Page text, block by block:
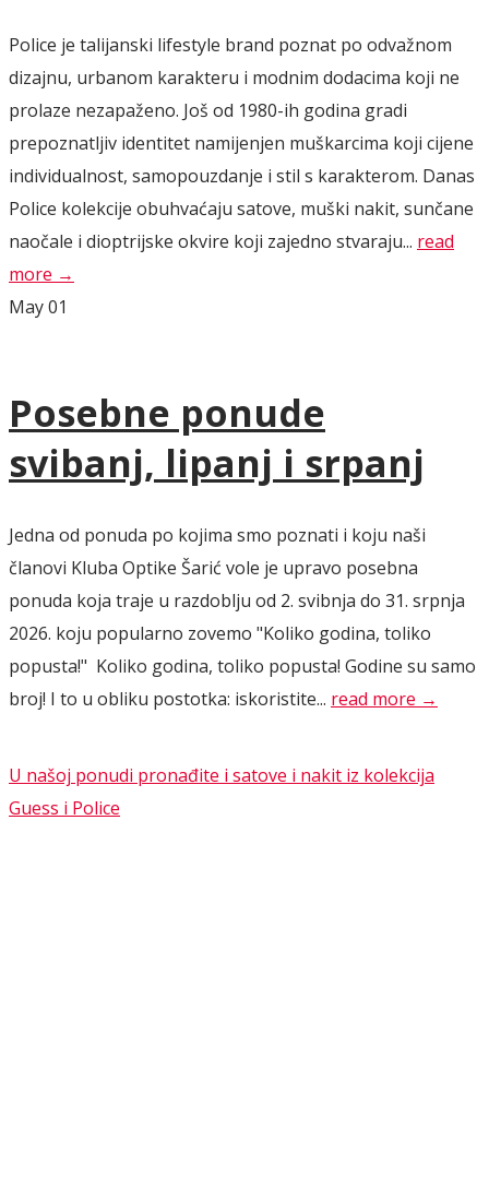
Police je talijanski lifestyle brand poznat po odvažnom
dizajnu, urbanom karakteru i modnim dodacima koji ne
prolaze nezapaženo. Još od 1980-ih godina gradi
prepoznatljiv identitet namijenjen muškarcima koji cijene
individualnost, samopouzdanje i stil s karakterom. Danas
Police kolekcije obuhvaćaju satove, muški nakit, sunčane
naočale i dioptrijske okvire koji zajedno stvaraju... read
more →
May01
Posebne ponude
svibanj, lipanj i srpanj
Jedna od ponuda po kojima smo poznati i koju naši
članovi Kluba Optike Šarić vole je upravo posebna
ponuda koja traje u razdoblju od 2. svibnja do 31. srpnja
2026. koju popularno zovemo "Koliko godina, toliko
popusta!" Koliko godina, toliko popusta! Godine su samo
broj! I to u obliku postotka: iskoristite... read more →
U našoj ponudi pronađite i satove i nakit iz kolekcija
Guess i Police